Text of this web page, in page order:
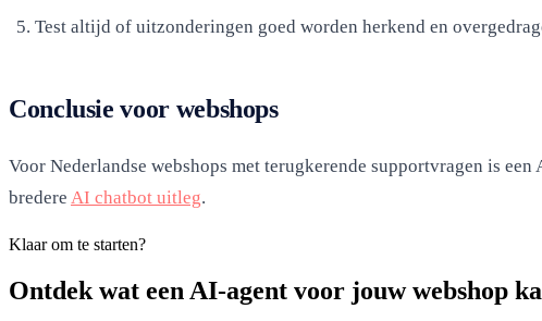
Test altijd of uitzonderingen goed worden herkend en
Conclusie voor webshops
Voor Nederlandse webshops met terugkerende supportvragen is
bredere AI chatbot uitleg.
Klaar om te starten?
Ontdek wat een AI-agent voor jouw webshop